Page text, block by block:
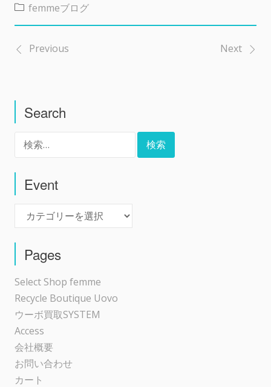
femmeブログ
投
ナ
ビ
ゲ
ー
シ
ョ
ン
Previous Next
Search
Event
Pages
Select Shop femme
Recycle Boutique Uovo
ウーボ買取SYSTEM
Access
会社概要
お問い合わせ
カート